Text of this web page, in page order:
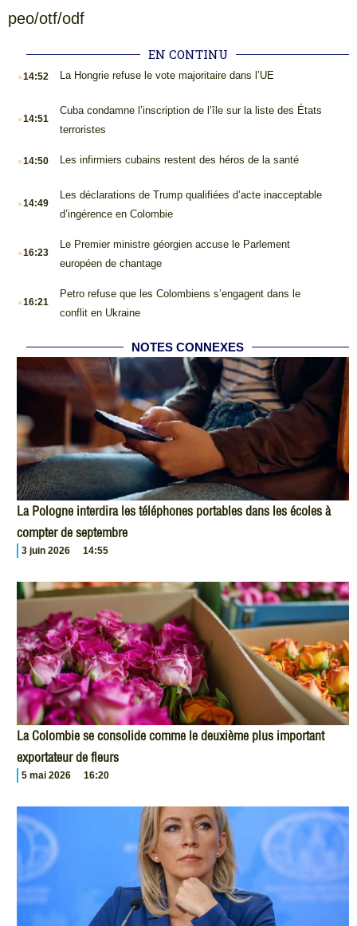
peo/otf/odf
EN CONTINU
.14:52 La Hongrie refuse le vote majoritaire dans l’UE
.14:51
Cuba condamne l’inscription de l’île sur la liste des États
terroristes
.14:50 Les infirmiers cubains restent des héros de la santé
.14:49
Les déclarations de Trump qualifiées d’acte inacceptable
d’ingérence en Colombie
.16:23
Le Premier ministre géorgien accuse le Parlement
européen de chantage
.16:21
Petro refuse que les Colombiens s’engagent dans le
conflit en Ukraine
NOTES CONNEXES
La Pologne interdira les téléphones portables dans les écoles à
compter de septembre
3 juin 2026 14:55
La Colombie se consolide comme le deuxième plus important
exportateur de fleurs
5 mai 2026 16:20